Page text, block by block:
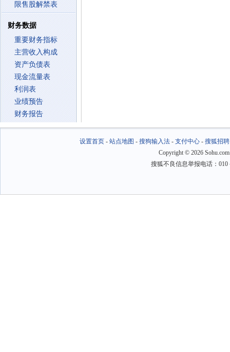
限售股解禁表
财务数据
重要财务指标
主营收入构成
资产负债表
现金流量表
利润表
业绩预告
财务报告
设置首页- 站点地图 - 搜狗输入法- 支付中心- 搜狐招聘
Copyright © 2026
搜狐不良信息举报电话：010